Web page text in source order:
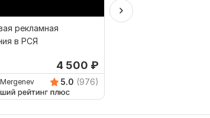
рекламная
в РСЯ
4 500 ₽
5.0 (976)